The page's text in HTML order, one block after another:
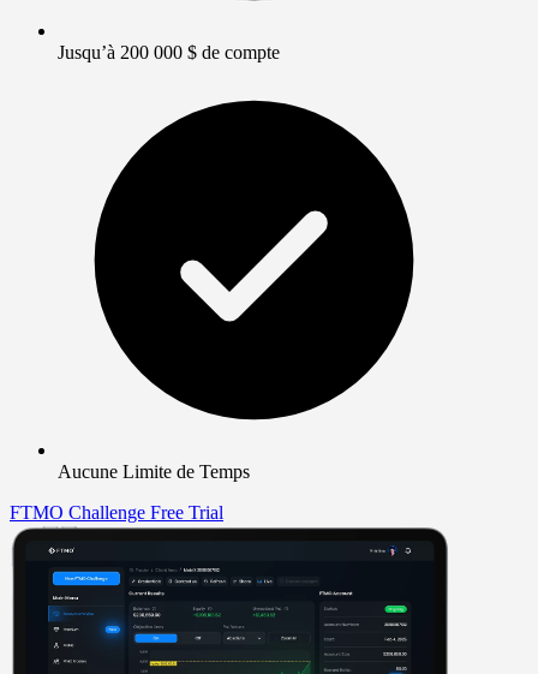
Jusqu’à 200 000 $ de compte
Aucune Limite de Temps
FTMO Challenge Free Trial